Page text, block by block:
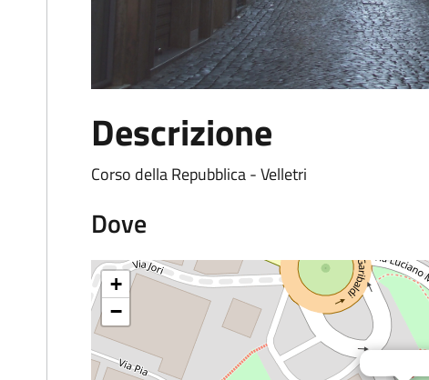
Descrizione
Corso della Repubblica - Velletri
Dove
+
−